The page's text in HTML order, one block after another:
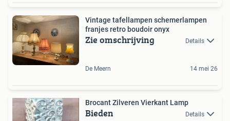
Vintage tafellampen schemerlampen
franjes retro boudoir onyx
Zie omschrijving Details
De Meern 14 mei 26
Brocant Zilveren Vierkant Lamp
Bieden Details